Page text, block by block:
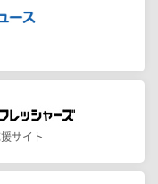
サイト